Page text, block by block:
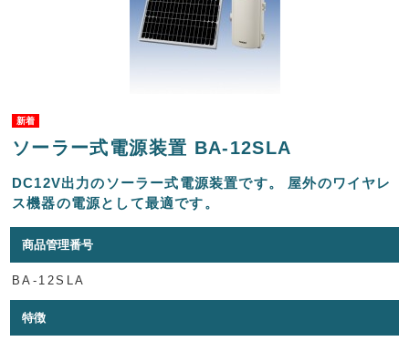
ソーラー式電源装置 BA-12SLA
DC12V出力のソーラー式電源装置です。 屋外のワイヤレ
ス機器の電源として最適です。
商品管理番号
BA-12SLA
特徴